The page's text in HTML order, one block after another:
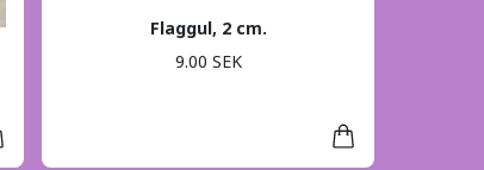
Flaggul, 2 cm.
9.00 SEK